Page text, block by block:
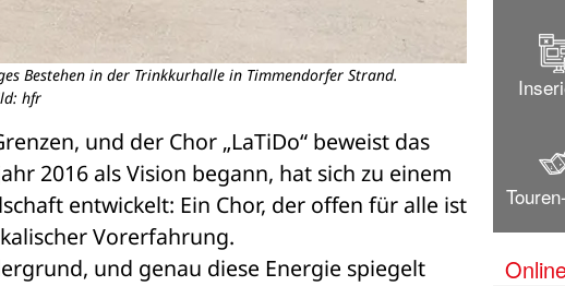
Bestehen in der Trinkkurhalle in Timmendorfer Strand.
hfr
und der Chor „LaTiDo“ beweist das
2016 als Vision begann, hat sich zu einem
entwickelt: Ein Chor, der offen für alle ist
Vorerfahrung.
und genau diese Energie spiegelt